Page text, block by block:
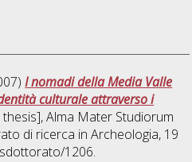
I nomadi della Media Valle
culturale attraverso i
Alma Mater Studiorum
di ricerca inArcheologia, 19
1206.